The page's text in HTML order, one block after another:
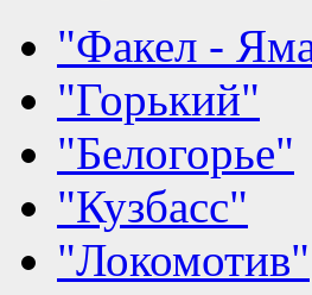
"Факел -
"Горький"
"Белогорье"
"Кузбасс"
"Локомотив"